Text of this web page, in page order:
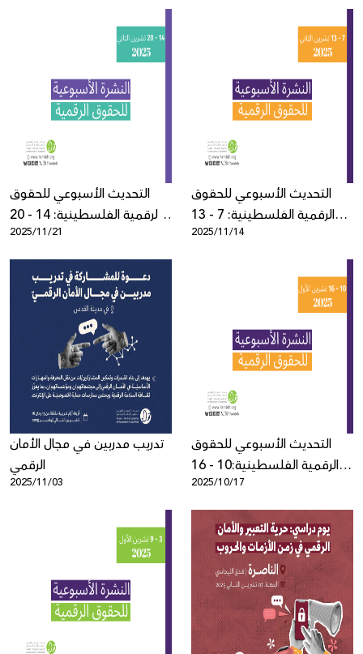
التحديث الأسبوعي للحقوق
الرقمية الفلسطينية: 14 - 20
تشرين ثاني
2025/11/21
التحديث الأسبوعي للحقوق
الرقمية الفلسطينية: 7 - 13
تشرين ثاني
2025/11/14
تدريب مدربين في مجال الأمان
الرقمي
2025/11/03
التحديث الأسبوعي للحقوق
الرقمية الفلسطينية:10 - 16
تشرين الأول
2025/10/17